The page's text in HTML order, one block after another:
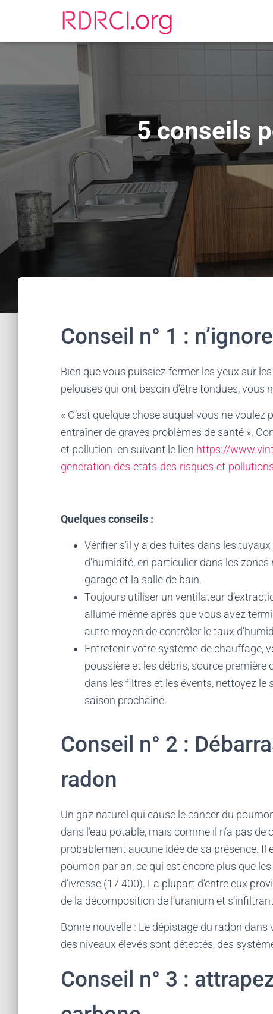
5 conseils
Conseil n° 1 :
Bien que vous puissiez fermer les yeux sur
pelouses qui ont besoin d’être tondues,
« C’est quelque chose auquel vous ne
entraîner de graves problèmes de santé ».
et pollution en suivant le lien https://
generation-des-etats-des-risques-et-
Quelques conseils :
Vérifier s’il y a des fuites dans les
d’humidité, en particulier dans les
garage et la salle de bain.
Toujours utiliser un ventilateur
allumé même après que vous avez
autre moyen de contrôler le taux
Entretenir votre système de chauffage,
poussière et les débris, source première
dans les filtres et les évents, nettoyez
saison prochaine.
Conseil n° 2 :
radon
Un gaz naturel qui cause le cancer du
dans l’eau potable, mais comme il n’a pas de
probablement aucune idée de sa présence. Il
poumon par an, ce qui est encore plus que
d’ivresse (17 400). La plupart d’entre eux
de la décomposition de l’uranium et
Bonne nouvelle : Le dépistage du radon
des niveaux élevés sont détectés, des
Conseil n° 3 :